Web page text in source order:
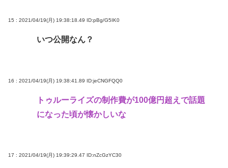
15 : 2021/04/19(月) 19:38:18.49 ID:pBg/G5IK0
いつ公開なん？
16 : 2021/04/19(月) 19:38:41.89 ID:jeCNGFQQ0
トゥルーライズの制作費が100億円超えで話題
になった頃が懐かしいな
17 : 2021/04/19(月) 19:39:29.47 ID:nZcGzYC30